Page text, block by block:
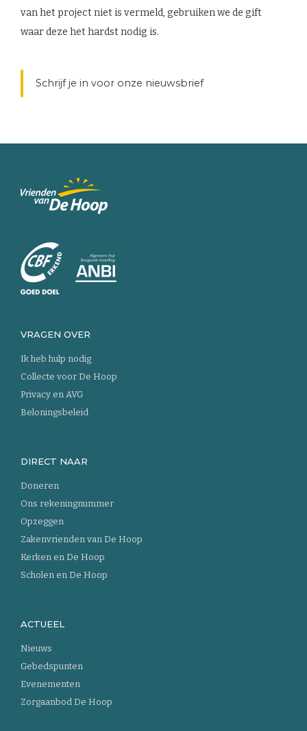
van het project niet is vermeld, gebruiken we de gift
waar deze het hardst nodig is.
Schrijf je in voor onze nieuwsbrief
de
homepage
VRAGEN OVER
Ik heb hulp nodig
Collecte voor De Hoop
Privacy en AVG
Beloningsbeleid
DIRECT NAAR
Doneren
Ons rekeningnummer
Opzeggen
Zakenvrienden van De Hoop
Kerken en De Hoop
Scholen en De Hoop
ACTUEEL
Nieuws
Gebedspunten
Evenementen
Zorgaanbod De Hoop